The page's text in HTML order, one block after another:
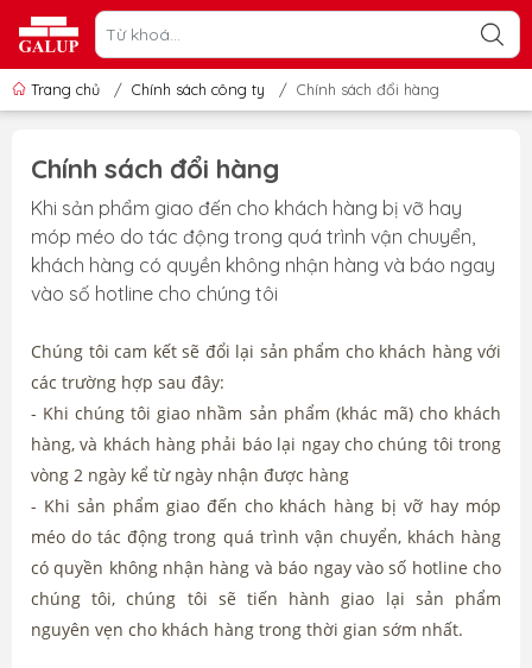
Trang chủ / Chính sách công ty / Chính sách đổi hàng
Chính sách đổi hàng
Khi sản phẩm giao đến cho khách hàng bị vỡ hay
móp méo do tác động trong quá trình vận chuyển,
khách hàng có quyền không nhận hàng và báo ngay
vào số hotline cho chúng tôi
Chúng tôi cam kết sẽ đổi lại sản phẩm cho khách hàng với
các trường hợp sau đây:
- Khi chúng tôi giao nhầm sản phẩm (khác mã) cho khách
hàng, và khách hàng phải báo lại ngay cho chúng tôi trong
vòng 2 ngày kể từ ngày nhận được hàng
- Khi sản phẩm giao đến cho khách hàng bị vỡ hay móp
méo do tác động trong quá trình vận chuyển, khách hàng
có quyền không nhận hàng và báo ngay vào số hotline cho
chúng tôi, chúng tôi sẽ tiến hành giao lại sản phẩm
nguyên vẹn cho khách hàng trong thời gian sớm nhất.